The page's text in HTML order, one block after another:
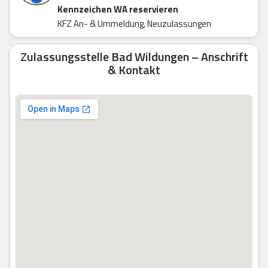
Kennzeichen WA reservieren
KFZ An- & Ummeldung, Neuzulassungen
Zulassungsstelle Bad Wildungen – Anschrift
& Kontakt